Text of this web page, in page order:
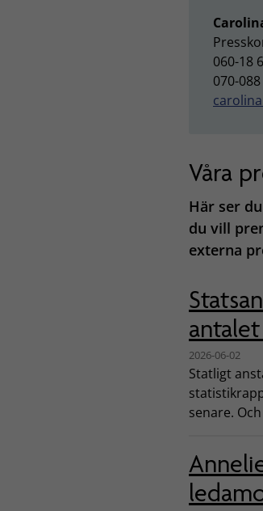
060-18
070-
Våra
Här ser
du vill
externa
2026-06-02
Statligt
senare.